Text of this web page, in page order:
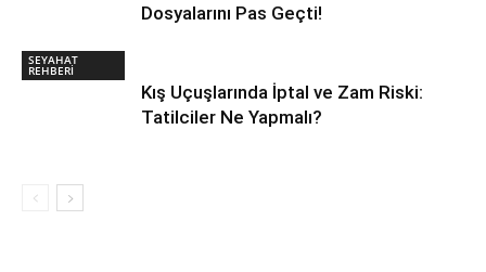
Dosyalarını Pas Geçti!
SEYAHAT
REHBERİ
Kış Uçuşlarında İptal ve Zam Riski:
Tatilciler Ne Yapmalı?